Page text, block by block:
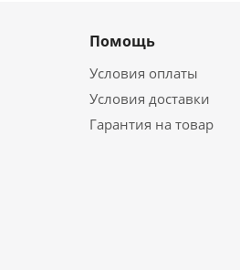
Помощь
Условия оплаты
Условия доставки
Гарантия на товар